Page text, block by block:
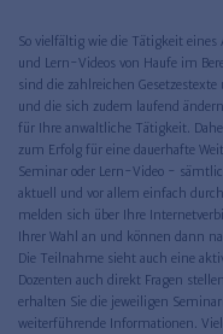
So vielfältig wie die Tätigkeit
und Lern-Videos von Haufe im
sind die zahlreichen
und die sich zudem laufend
für Ihre anwaltliche Tätigkeit.
zum Erfolg für eine dauerhafte
Seminar oder Lern-Video -
aktuell und vor allem einfach
melden sich über Ihre
Ihrer Wahl an und können dann
Die Teilnahme sieht auch eine
Dozenten auch direkt Fragen
erhalten Sie die jeweiligen
weiterführende Informationen.